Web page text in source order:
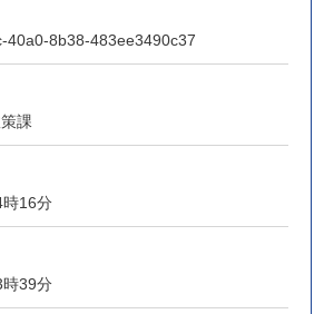
40a0-8b38-483ee3490c37
課
16分
39分